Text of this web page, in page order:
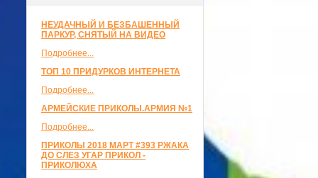
НЕУДАЧНЫЙ И БЕЗБАШЕННЫЙ
ПАРКУР, СНЯТЫЙ НА ВИДЕО
Подробнее...
ТОП 10 ПРИДУРКОВ ИНТЕРНЕТА
Подробнее...
АРМЕЙСКИЕ ПРИКОЛЫ.АРМИЯ №1
Подробнее...
ПРИКОЛЫ 2018 МАРТ #393 РЖАКА
ДО СЛЕЗ УГАР ПРИКОЛ -
ПРИКОЛЮХА